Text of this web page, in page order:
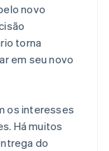
novo
torna
em seu novo
os interesses
Há muitos
do